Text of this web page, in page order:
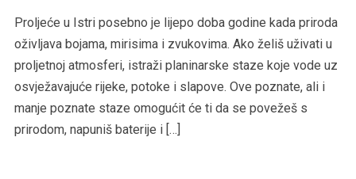
Proljeće u Istri posebno je lijepo doba godine kada priroda
oživljava bojama, mirisima i zvukovima. Ako želiš uživati u
proljetnoj atmosferi, istraži planinarske staze koje vode uz
osvježavajuće rijeke, potoke i slapove. Ove poznate, ali i
manje poznate staze omogućit će ti da se povežeš s
prirodom, napuniš baterije i […]